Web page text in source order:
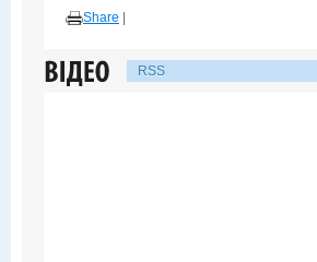
Share
RSS